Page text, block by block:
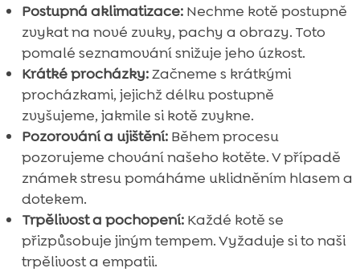
Postupná aklimatizace:Nechme kotě postupně
zvykat na nové zvuky, pachy a obrazy. Toto
pomalé seznamování snižuje jeho úzkost.
Krátké procházky:Začneme s krátkými
procházkami, jejichž délku postupně
zvyšujeme, jakmile si kotě zvykne.
Pozorování a ujištění:Během procesu
pozorujeme chování našeho kotěte. V případě
známek stresu pomáháme uklidněním hlasem a
dotekem.
Trpělivost a pochopení:Každé kotě se
přizpůsobuje jiným tempem. Vyžaduje si to naši
trpělivost a empatii.